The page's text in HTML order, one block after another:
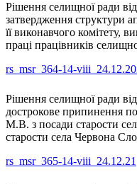
Рішення селищної ради
затвердження структури
її виконавчого комітету,
праці працівників
rs_msr_364-14-
Рішення селищної ради
дострокове припинення
М.В. з посади старости
старости села Червона
rs_msr_365-14-viii_24.12.21